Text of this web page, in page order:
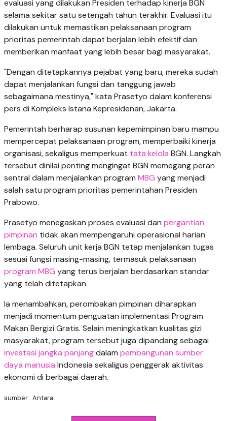
evaluasi yang dilakukan Presiden terhadap kinerja BGN
selama sekitar satu setengah tahun terakhir. Evaluasi itu
dilakukan untuk memastikan pelaksanaan program
prioritas pemerintah dapat berjalan lebih efektif dan
memberikan manfaat yang lebih besar bagi masyarakat.
"Dengan ditetapkannya pejabat yang baru, mereka sudah
dapat menjalankan fungsi dan tanggung jawab
sebagaimana mestinya," kata Prasetyo dalam konferensi
pers di Kompleks Istana Kepresidenan, Jakarta.
Pemerintah berharap susunan kepemimpinan baru mampu
mempercepat pelaksanaan program, memperbaiki kinerja
organisasi, sekaligus memperkuat tata kelola BGN. Langkah
tersebut dinilai penting mengingat BGN memegang peran
sentral dalam menjalankan program MBG yang menjadi
salah satu program prioritas pemerintahan Presiden
Prabowo.
Prasetyo menegaskan proses evaluasi dan pergantian
pimpinan tidak akan mempengaruhi operasional harian
lembaga. Seluruh unit kerja BGN tetap menjalankan tugas
sesuai fungsi masing-masing, termasuk pelaksanaan
program MBG yang terus berjalan berdasarkan standar
yang telah ditetapkan.
Ia menambahkan, perombakan pimpinan diharapkan
menjadi momentum penguatan implementasi Program
Makan Bergizi Gratis. Selain meningkatkan kualitas gizi
masyarakat, program tersebut juga dipandang sebagai
investasi jangka panjangdalam pembangunan sumber
daya manusia Indonesia sekaligus penggerak aktivitas
ekonomi di berbagai daerah.
sumber : Antara